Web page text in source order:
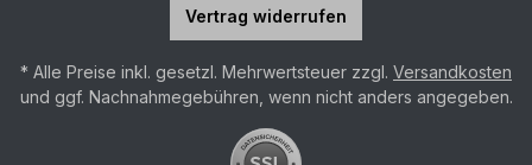
Vertrag widerrufen
* Alle Preise inkl. gesetzl. Mehrwertsteuer zzgl. Versandkosten
und ggf. Nachnahmegebühren, wenn nicht anders angegeben.